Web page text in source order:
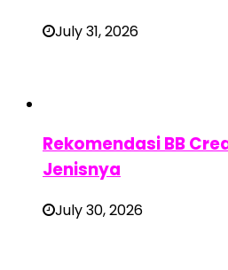
July 31, 2026
Rekomendasi BB
Jenisnya
July 30, 2026